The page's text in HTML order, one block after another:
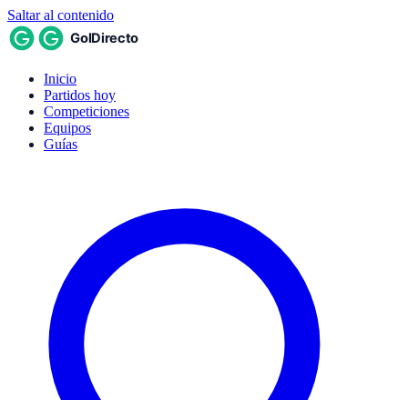
Saltar al contenido
Inicio
Partidos hoy
Competiciones
Equipos
Guías